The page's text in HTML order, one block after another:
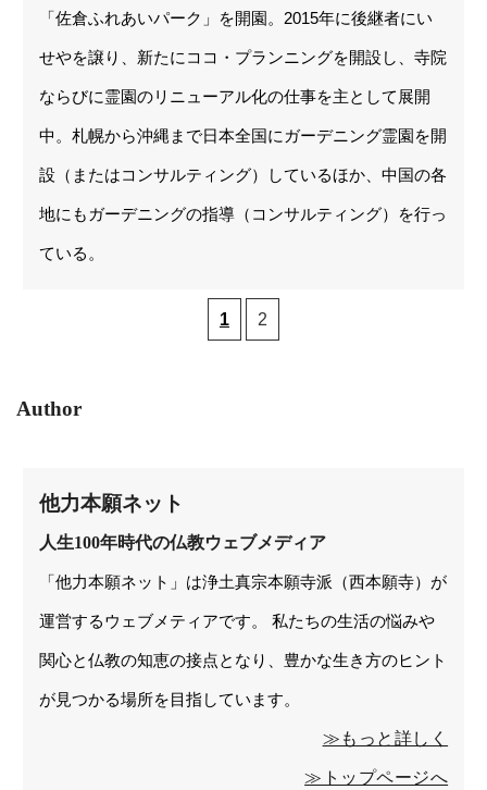
「佐倉ふれあいパーク」を開園。2015年に後継者にい
せやを譲り、新たにココ・プランニングを開設し、寺院
ならびに霊園のリニューアル化の仕事を主として展開
中。札幌から沖縄まで日本全国にガーデニング霊園を開
設（またはコンサルティング）しているほか、中国の各
地にもガーデニングの指導（コンサルティング）を行っ
ている。
1 2
Author
他力本願ネット
人生100年時代の仏教ウェブメディア
「他力本願ネット」は浄土真宗本願寺派（西本願寺）が
運営するウェブメティアです。 私たちの生活の悩みや
関心と仏教の知恵の接点となり、豊かな生き方のヒント
が見つかる場所を目指しています。
≫もっと詳しく
≫トップページへ